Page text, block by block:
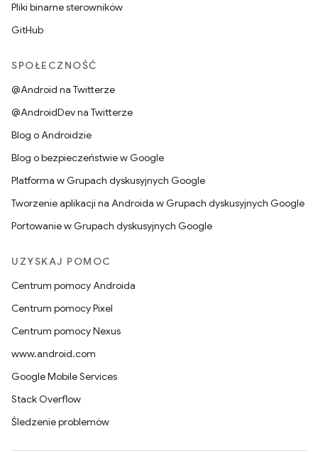
Pliki binarne sterowników
GitHub
SPOŁECZNOŚĆ
@Android na Twitterze
@AndroidDev na Twitterze
Blog o Androidzie
Blog o bezpieczeństwie w Google
Platforma w Grupach dyskusyjnych Google
Tworzenie aplikacji na Androida w Grupach dyskusyjnych Google
Portowanie w Grupach dyskusyjnych Google
UZYSKAJ POMOC
Centrum pomocy Androida
Centrum pomocy Pixel
Centrum pomocy Nexus
www.android.com
Google Mobile Services
Stack Overflow
Śledzenie problemów